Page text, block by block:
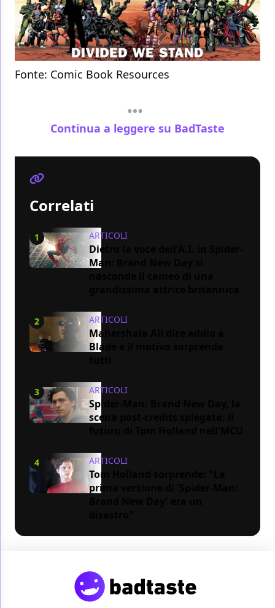
Fonte: Comic Book Resources
Continua a leggere su BadTaste
Correlati
1 ARTICOLI
Dietro la voce dell'A.I. in Spider-
Man: Brand New Day si
2 ARTICOLI
Mahershala Ali dice addio a
Blade e il motivo sorprende
3 ARTICOLI
Spider-Man: Brand New Day, la
scena post-credits spiegata: il
4 ARTICOLI
Tom Holland sorprende: "La
prima versione di 'Spider-Man: